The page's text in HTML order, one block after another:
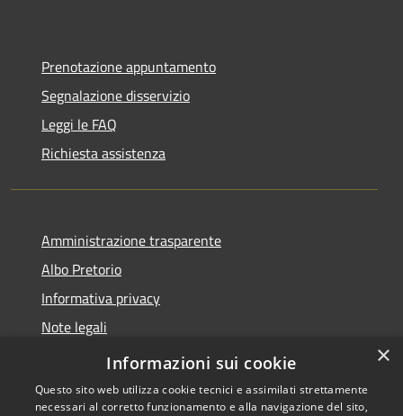
Prenotazione appuntamento
Segnalazione disservizio
Leggi le FAQ
Richiesta assistenza
Amministrazione trasparente
Albo Pretorio
Informativa privacy
Note legali
Dichiarazione di accessibilità
×
Informazioni sui cookie
Questo sito web utilizza cookie tecnici e assimilati strettamente
necessari al corretto funzionamento e alla navigazione del sito,